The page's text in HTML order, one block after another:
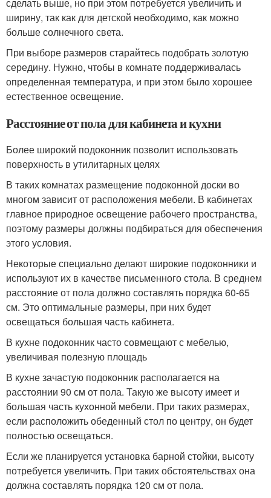
ширину, так как для детской необходимо, как можно
больше солнечного света.
При выборе размеров старайтесь подобрать золотую
середину. Нужно, чтобы в комнате поддерживалась
определенная температура, и при этом было хорошее
естественное освещение.
Расстояние от пола для кабинета и кухни
Более широкий подоконник позволит использовать
поверхность в утилитарных целях
В таких комнатах размещение подоконной доски во
многом зависит от расположения мебели. В кабинетах
главное природное освещение рабочего пространства,
поэтому размеры должны подбираться для обеспечения
этого условия.
Некоторые специально делают широкие подоконники и
используют их в качестве письменного стола. В среднем
расстояние от пола должно составлять порядка 60-65
см. Это оптимальные размеры, при них будет
освещаться большая часть кабинета.
В кухне подоконник часто совмещают с мебелью,
увеличивая полезную площадь
В кухне зачастую подоконник располагается на
расстоянии 90 см от пола. Такую же высоту имеет и
большая часть кухонной мебели. При таких размерах,
если расположить обеденный стол по центру, он будет
полностью освещаться.
Если же планируется установка барной стойки, высоту
потребуется увеличить. При таких обстоятельствах она
должна составлять порядка 120 см от пола.